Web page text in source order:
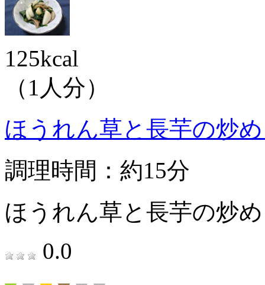
125kcal
（1人分）
ほうれん草と長芋の炒
調理時間：約15分
ほうれん草と長芋の炒
0.0